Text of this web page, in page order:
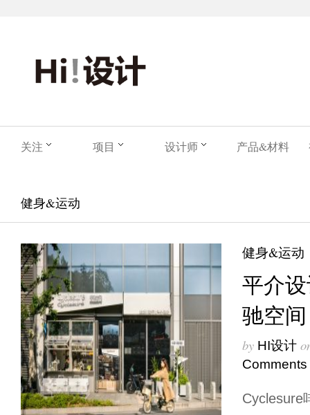
关注 项目 设计师 产品&材料
健身&运动
健身&运动
平介设
驰空
by HI设计
Comments